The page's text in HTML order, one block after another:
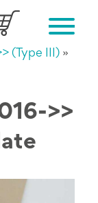
(Type III) »
>>